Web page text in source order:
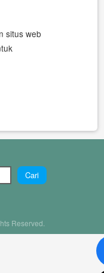
situs web
Cari
Reserved.